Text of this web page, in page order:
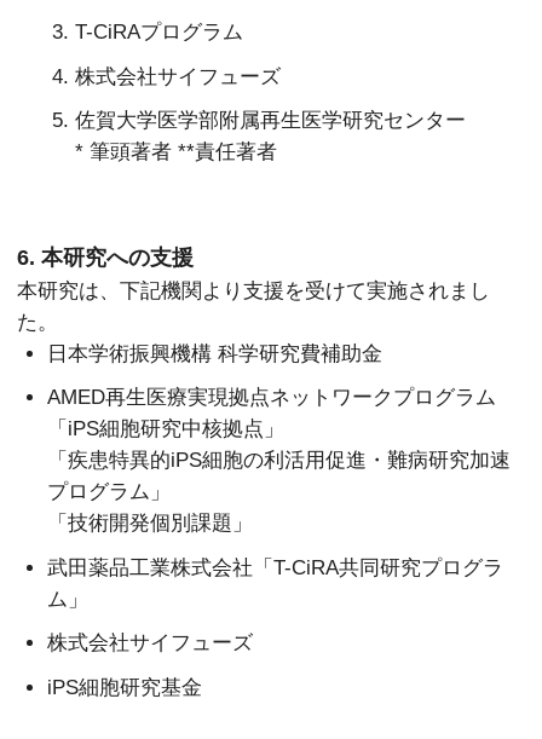
T-CiRAプログラム
株式会社サイフューズ
佐賀大学医学部附属再生医学研究センター
* 筆頭著者 **責任著者
6. 本研究への支援
本研究は、下記機関より支援を受けて実施されまし
た。
日本学術振興機構 科学研究費補助金
AMED再生医療実現拠点ネットワークプログラム
「iPS細胞研究中核拠点」
「疾患特異的iPS細胞の利活用促進・難病研究加速
プログラム」
「技術開発個別課題」
武田薬品工業株式会社「T-CiRA共同研究プログラ
ム」
株式会社サイフューズ
iPS細胞研究基金